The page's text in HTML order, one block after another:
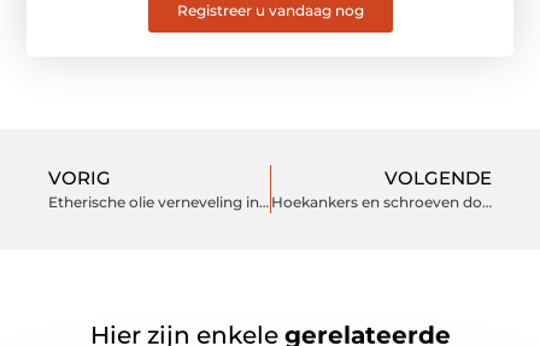
Registreer u vandaag nog
VORIG
Etherische olie verneveling in een ultrasone Aroma diffuser!
VOLGENDE
Hoekankers en schroeven door BNV
Hier zijn enkele gerelateerde